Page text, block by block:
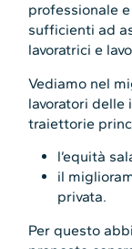
professionale
sufficienti ad
lavoratrici e
Vediamo nel
lavoratori delle
traiettorie
l’equità
il
privata.
Per questo